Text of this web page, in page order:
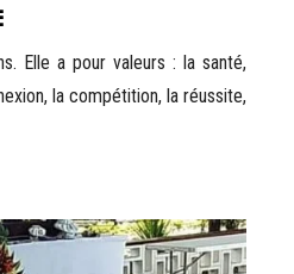
Elle a pour valeurs : la santé,
la compétition, la réussite,